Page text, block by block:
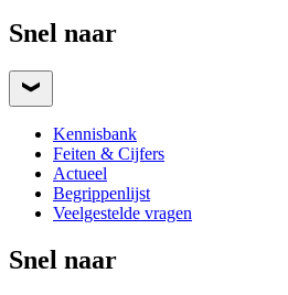
Snel naar
Kennisbank
Feiten & Cijfers
Actueel
Begrippenlijst
Veelgestelde vragen
Snel naar